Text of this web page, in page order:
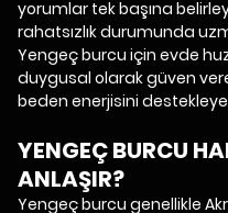
yorumlar tek başına
rahatsızlık durumunda
Yengeç burcu için evde
duygusal olarak güven
beden enerjisini
YENGEÇ BURCU
ANLAŞIR?
Yengeç burcu genellikle